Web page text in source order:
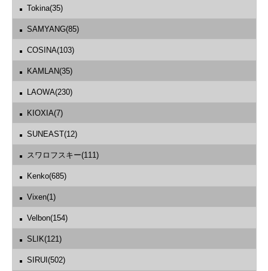
Tokina(35)
SAMYANG(85)
COSINA(103)
KAMLAN(35)
LAOWA(230)
KIOXIA(7)
SUNEAST(12)
スワロフスキー(111)
Kenko(685)
Vixen(1)
Velbon(154)
SLIK(121)
SIRUI(502)